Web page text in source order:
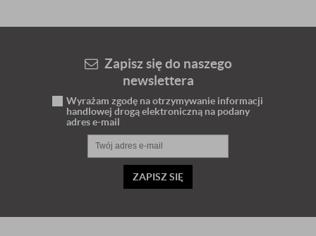
Zapisz się do naszego
newslettera
Wyrażam zgodę na otrzymywanie informacji
handlowej drogą elektroniczną na podany
adres e-mail
ZAPISZ SIĘ